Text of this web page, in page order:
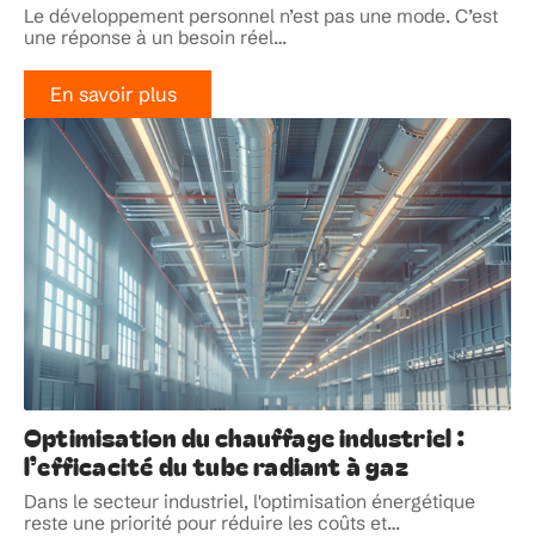
Le développement personnel n’est pas une mode. C’est
une réponse à un besoin réel…
En savoir plus
Optimisation du chauffage industriel :
l’efficacité du tube radiant à gaz
Dans le secteur industriel, l'optimisation énergétique
reste une priorité pour réduire les coûts et…